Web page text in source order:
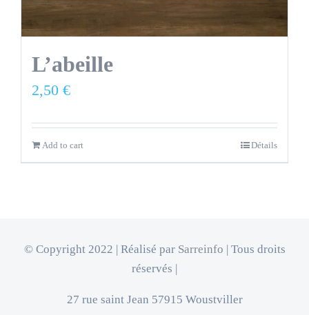
L’abeille
2,50 €
Add to cart Détails
© Copyright 2022 | Réalisé par Sarreinfo | Tous droits
réservés |
27 rue saint Jean 57915 Woustviller